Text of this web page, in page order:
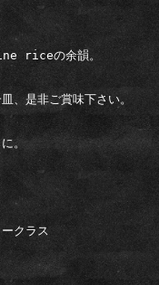
riceの余韻。
、是非ご賞味下さい。
。
クラス